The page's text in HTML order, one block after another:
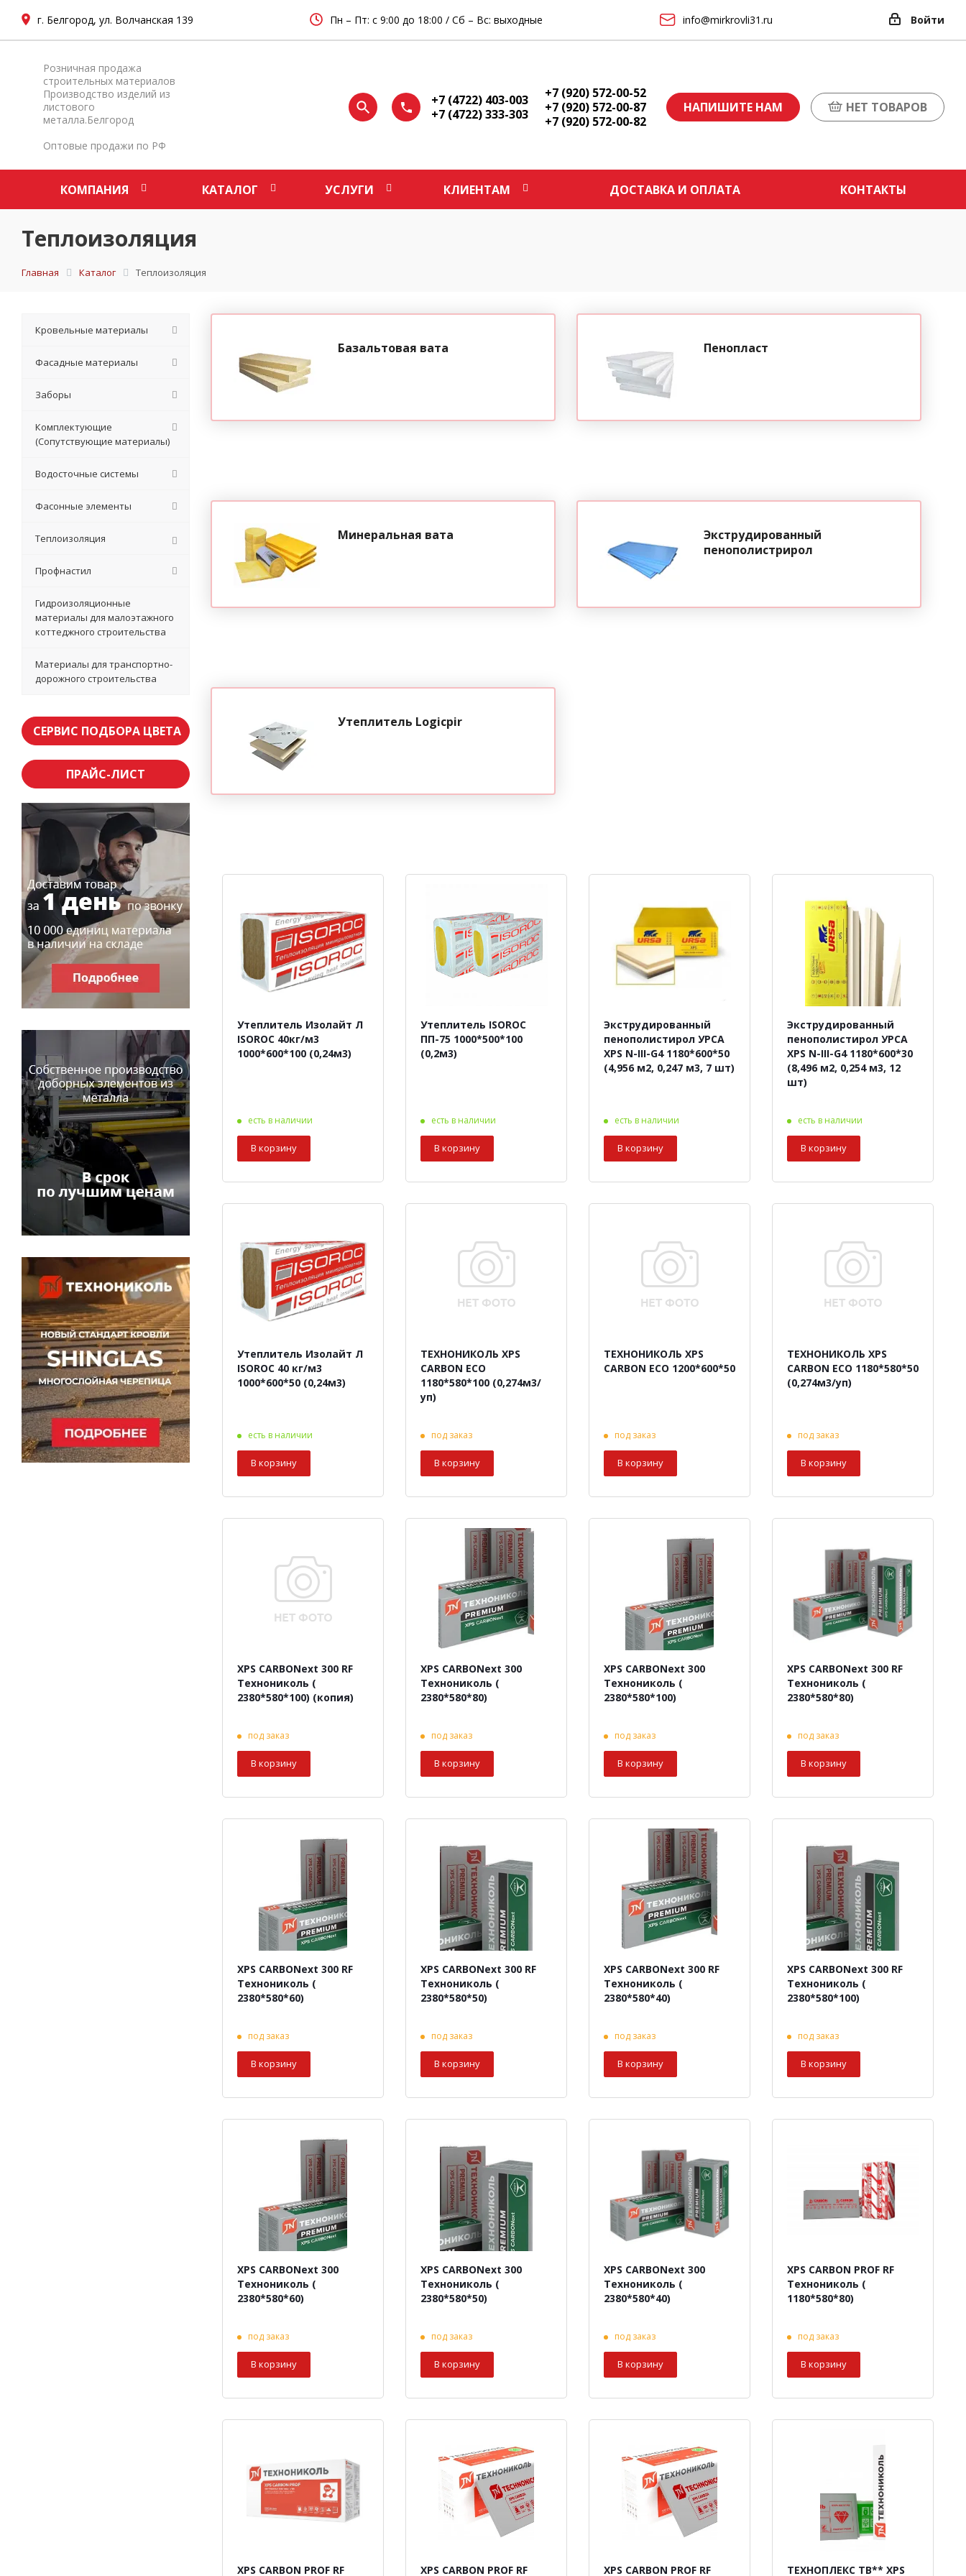
г. Белгород, ул. Волчанская 139 Пн – Пт: с 9:00 до 18:00 / Сб – Вс: выходные info@mirkrovli31.ru Войти
Розничная продажа
строительных материалов
Производство изделий из
листового
металла.Белгород
Оптовые продажи по РФ
+7 (4722) 403-003
+7 (4722) 333-303
+7 (920) 572-00-52
+7 (920) 572-00-87
+7 (920) 572-00-82
НАПИШИТЕ НАМ НЕТ ТОВАРОВ
КОМПАНИЯ КАТАЛОГ УСЛУГИ КЛИЕНТАМ ДОСТАВКА И ОПЛАТА КОНТАКТЫ
Теплоизоляция
Главная Каталог Теплоизоляция
Базальтовая вата Пенопласт
Минеральная вата
Экструдированный
пенополистрирол
Утеплитель Logicpir
Утеплитель Изолайт Л
ISOROC 40кг/м3
1000*600*100 (0,24м3)
есть в наличии
В корзину
Утеплитель ISOROC
ПП-75 1000*500*100
(0,2м3)
есть в наличии
В корзину
Экструдированный
пенополистирол УРСА
XPS N-III-G4 1180*600*50
(4,956 м2, 0,247 м3, 7 шт)
есть в наличии
В корзину
Экструдированный
пенополистирол УРСА
XPS N-III-G4 1180*600*30
(8,496 м2, 0,254 м3, 12
шт)
есть в наличии
В корзину
Утеплитель Изолайт Л
ISOROC 40 кг/м3
1000*600*50 (0,24м3)
есть в наличии
В корзину
ТЕХНОНИКОЛЬ XPS
СARBON ECO
1180*580*100 (0,274м3/
уп)
под заказ
В корзину
ТЕХНОНИКОЛЬ XPS
СARBON ECO 1200*600*50
под заказ
В корзину
ТЕХНОНИКОЛЬ XPS
СARBON ECO 1180*580*50
(0,274м3/уп)
под заказ
В корзину
XPS CARBONext 300 RF
Технониколь (
2380*580*100) (копия)
под заказ
В корзину
XPS CARBONext 300
Технониколь (
2380*580*80)
под заказ
В корзину
XPS CARBONext 300
Технониколь (
2380*580*100)
под заказ
В корзину
XPS CARBONext 300 RF
Технониколь (
2380*580*80)
под заказ
В корзину
XPS CARBONext 300 RF
Технониколь (
2380*580*60)
под заказ
В корзину
XPS CARBONext 300 RF
Технониколь (
2380*580*50)
под заказ
В корзину
XPS CARBONext 300 RF
Технониколь (
2380*580*40)
под заказ
В корзину
XPS CARBONext 300 RF
Технониколь (
2380*580*100)
под заказ
В корзину
XPS CARBONext 300
Технониколь (
2380*580*60)
под заказ
В корзину
XPS CARBONext 300
Технониколь (
2380*580*50)
под заказ
В корзину
XPS CARBONext 300
Технониколь (
2380*580*40)
под заказ
В корзину
XPS CARBON PROF RF
Технониколь (
1180*580*80)
под заказ
В корзину
XPS CARBON PROF RF XPS CARBON PROF RF XPS CARBON PROF RF ТЕХНОПЛЕКС ТВ** XPS
Кровельные материалы
Фасадные материалы
Заборы
Комплектующие
(Сопутствующие материалы)
Водосточные системы
Фасонные элементы
Теплоизоляция
Профнастил
Гидроизоляционные
материалы для малоэтажного
коттеджного строительства
Материалы для транспортно-
дорожного строительства
СЕРВИС ПОДБОРА ЦВЕТА
ПРАЙС-ЛИСТ